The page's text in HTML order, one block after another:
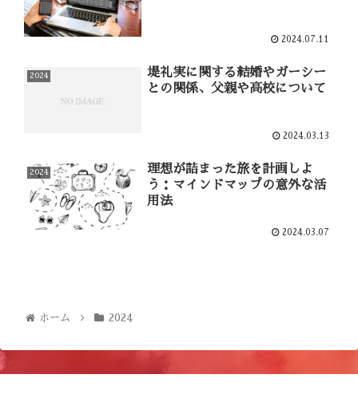
2024.07.11
2024
堤礼実に関する結婚やガーシー
との関係、父親や高校について
2024.03.13
2024
理想が詰まった旅を計画しよ
う：マインドマップの意外な活
用法
2024.03.07
ホーム 2024